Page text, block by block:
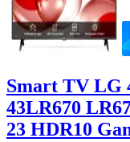
Smart TV LG
43LR670
23 HDR10